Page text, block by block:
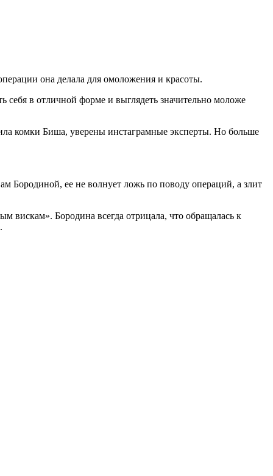
она делала для омоложения и красоты.
в отличной форме и выглядеть значительно моложе
комки Биша, уверены инстаграмные эксперты. Но больше
Бородиной, ее не волнует ложь по поводу операций, а злит
вискам». Бородина всегда отрицала, что обращалась к